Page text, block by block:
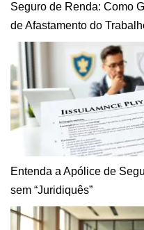
Seguro de Renda: Como
de Afastamento do
Entenda a Apólice de
sem “Juridiquês”